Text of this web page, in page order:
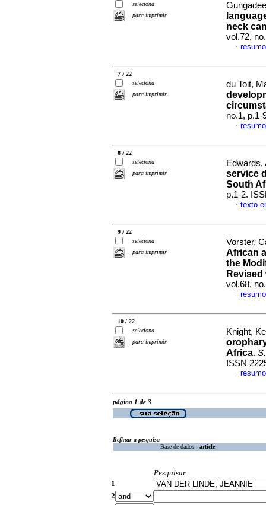
seleciona
para imprimir
neck
vol.72,
·
7 / 22
seleciona
para imprimir
du Toit,
no.1, p.1-
·
8 / 22
seleciona
para imprimir
service
South
p.1-2.
· texto
9 / 22
seleciona
para imprimir
Vorster,
African
the
vol.68,
·
10 / 22
seleciona
para imprimir
Knight,
Africa.
ISSN
·
página 1 de 3
Refinar a pesquisa
Base de dados : article
Pesquisar
1
2